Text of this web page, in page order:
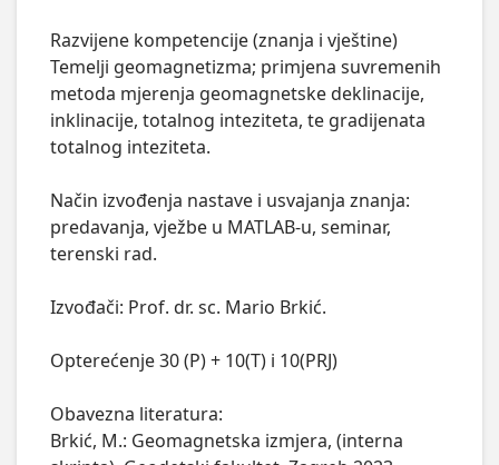
Razvijene kompetencije (znanja i vještine)
Temelji geomagnetizma; primjena suvremenih
metoda mjerenja geomagnetske deklinacije,
inklinacije, totalnog inteziteta, te gradijenata
totalnog inteziteta.
Način izvođenja nastave i usvajanja znanja:
predavanja, vježbe u MATLAB-u, seminar,
terenski rad.
Izvođači: Prof. dr. sc. Mario Brkić.
Opterećenje 30 (P) + 10(T) i 10(PRJ)
Obavezna literatura:
Brkić, M.: Geomagnetska izmjera, (interna